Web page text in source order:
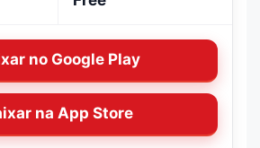
no Google Play
na App Store